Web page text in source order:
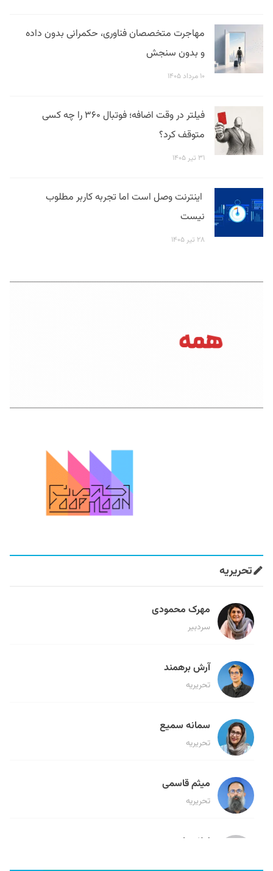
مهاجرت متخصصان فناوری، حکمرانی بدون داده
و بدون سنجش
۱۰ مرداد ۱۴۰۵
فیلتر در وقت اضافه؛ فوتبال ۳۶۰ را چه کسی
متوقف کرد؟
۳۱ تیر ۱۴۰۵
اینترنت وصل است اما تجربه کاربر مطلوب
نیست
۲۸ تیر ۱۴۰۵
تحریریه
مهرک محمودی
سردبیر
آرش برهمند
تحریریه
سمانه سمیع
تحریریه
میثم قاسمی
تحریریه
لیلا حنارود